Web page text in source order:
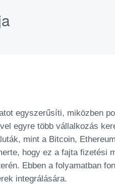
egyszerűsíti, miközben
egyre több vállalkozás
mint a Bitcoin,
hogy ez a fajta fizetési
Ebben a folyamatban
integrálására.